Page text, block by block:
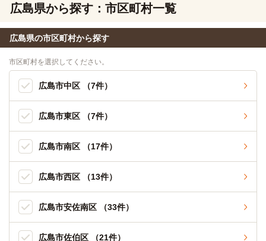
広島県から探す：市区町村一覧
広島県の市区町村から探す
市区町村を選択してください。
広島市中区 （7件）
広島市東区 （7件）
広島市南区 （17件）
広島市西区 （13件）
広島市安佐南区 （33件）
広島市佐伯区 （21件）